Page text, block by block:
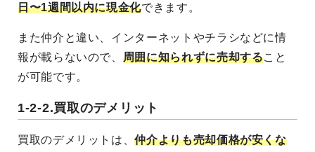
日〜1週間以内に現金化できます。
また仲介と違い、インターネットやチラシなどに情
報が載らないので、 周囲に知られずに売却すること
が可能です。
1-2-2.買取のデメリット
買取のデメリットは、仲介よりも売却価格が安くな